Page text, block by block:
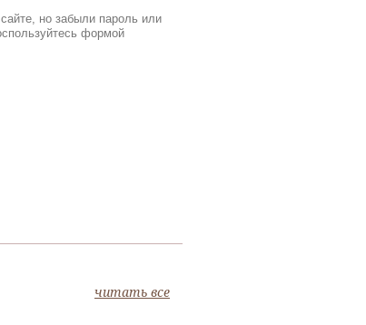
но забыли пароль или
формой
читать все